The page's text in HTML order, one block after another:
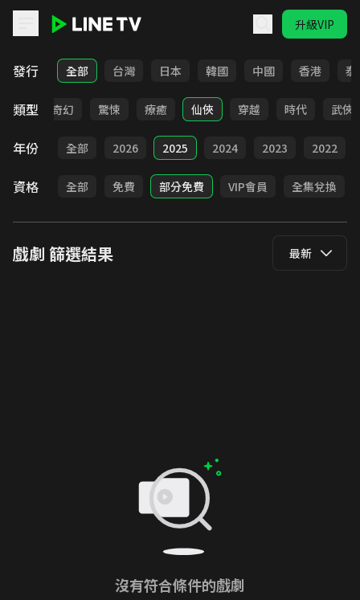
升級VIP
LINE TV - 戲劇
發行 全部 台灣 日本 韓國 中國 香港 泰
類型
BL 奇幻 驚悚 療癒 仙俠 穿越 時代 武俠
年份 全部 2026 2025 2024 2023 2022
資格 全部 免費 部分免費 VIP會員 全集兌換
戲劇 篩選結果 最新
沒有符合條件的戲劇